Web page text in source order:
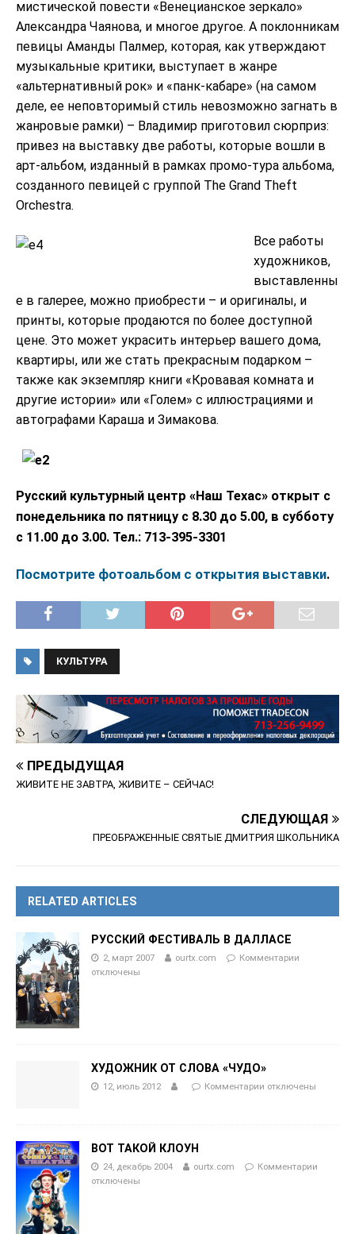
мистической повести «Венецианское зеркало»
Александра Чаянова, и многое другое. А поклонникам
певицы Аманды Палмер, которая, как утверждают
музыкальные критики, выступает в жанре
«альтернативный рок» и «панк-кабаре» (на самом
деле, ее неповторимый стиль невозможно загнать в
жанровые рамки) – Владимир приготовил сюрприз:
привез на выставку две работы, которые вошли в
арт-альбом, изданный в рамках промо-тура альбома,
созданного певицей с группой The Grand Theft
Orchestra.
Все работы
художников,
выставленны
е в галерее, можно приобрести – и оригиналы, и
принты, которые продаются по более доступной
цене. Это может украсить интерьер вашего дома,
квартиры, или же стать прекрасным подарком –
также как экземпляр книги «Кровавая комната и
другие истории» или «Голем» с иллюстрациями и
автографами Караша и Зимакова.
Русский культурный центр «Наш Техас» открыт с
понедельника по пятницу с 8.30 до 5.00, в субботу
с 11.00 до 3.00. Тел.: 713-395-3301
Посмотрите фотоальбом с открытия выставки.
КУЛЬТУРА
ПРЕДЫДУЩАЯ
ЖИВИТЕ НЕ ЗАВТРА, ЖИВИТЕ – СЕЙЧАС!
СЛЕДУЮЩАЯ
ПРЕОБРАЖЕННЫЕ СВЯТЫЕ ДМИТРИЯ ШКОЛЬНИКА
RELATED ARTICLES
РУССКИЙ ФЕСТИВАЛЬ В ДАЛЛАСЕ
2, март 2007 ourtx.com
Комментарии
отключены
ХУДОЖНИК ОТ СЛОВА «ЧУДО»
12, июль 2012 Комментарии отключены
ВОТ ТАКОЙ КЛОУН
24, декабрь 2004 ourtx.com
Комментарии
отключены